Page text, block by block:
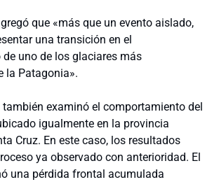
que «más que un evento aislado,
una transición en el
uno de los glaciares más
la Patagonia».
examinó el comportamiento del
igualmente en la provincia
Cruz. En este caso, los resultados
ya observado con anterioridad. El
una pérdida frontal acumulada